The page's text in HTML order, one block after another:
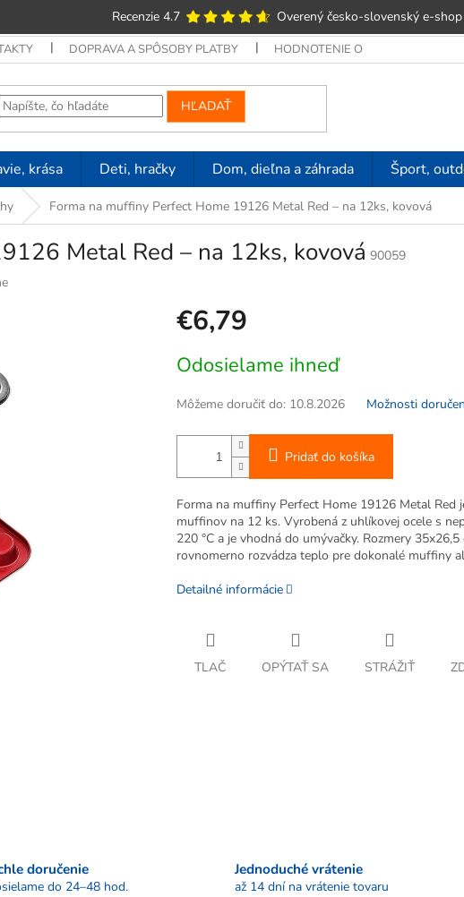
Recenzie 4.7 Overený česko-slovenský e‑shop
DOPRAVA A SPÔSOBY PLATBY HODNOTENIE OBCHODU
HĽADAŤ
krása Deti, hračky Dom, dieľna a záhrada Šport,
Forma na muffiny Perfect Home 19126 Metal Red – na 12ks, kovová
Metal Red – na 12ks, kovová 90059
€6,79
cena:
Odosielame ihneď
Môžeme doručiť do: 10.8.2026 Možnosti
Pridať do košíka
Forma na muffiny Perfect Home 19126 Metal Red
muffinov na 12 ks. Vyrobená z uhlíkovej ocele s
220 °C a je vhodná do umývačky. Rozmery
rovnomerno rozvádza teplo pre dokonalé muffiny
Detailné informácie
TLAČ OPÝTAŤ SA STRÁŽIŤ
doručenie
do 24–48 hod.
Jednoduché vrátenie
až 14 dní na vrátenie tovaru